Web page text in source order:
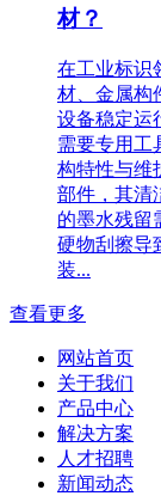
材？
在工业标识
材、金属构
设备稳定运
需要专用工
构特性与维
部件，其清
的墨水残留
硬物刮擦导
装...
查看更多
网站首页
关于我们
产品中心
解决方案
人才招聘
新闻动态